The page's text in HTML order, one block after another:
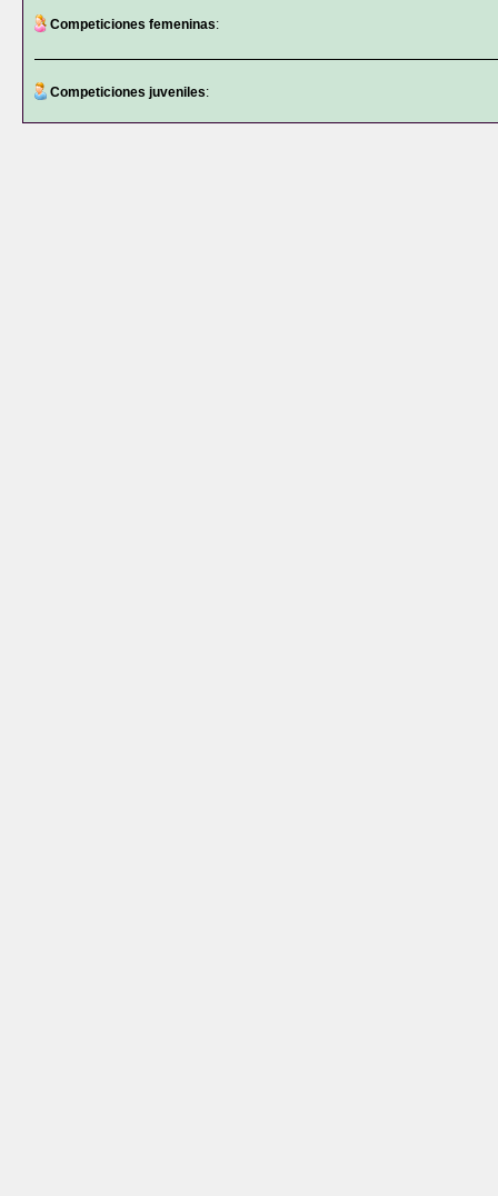
Competiciones femeninas:
Competiciones juveniles: